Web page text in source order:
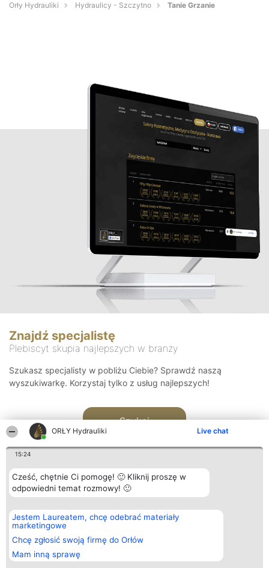
ORŁY Hydrauliki Live chat
15:24
Cześć, chętnie Ci pomogę! 🙂 Kliknij proszę w
odpowiedni temat rozmowy! 🙂
Jestem Laureatem, chcę odebrać materiały
marketingowe
Chcę zgłosić swoją firmę do Orłów
Mam inną sprawę
Orły Hydrauliki Hydraulicy - Szczytno Tanie Grzanie
Znajdź specjalistę
Plebiscyt skupia najlepszych w branży
Szukasz specjalisty w pobliżu Ciebie? Sprawdź naszą
wyszukiwarkę. Korzystaj tylko z usług najlepszych!
Szukaj
Organizator plebiscytu
Bright Side Solutions sp. z o.
o. sp. k.
ul. Ruska 22
Wrocław 50-079
KRS 0000749100 | Regon
381313360 | NIP 8943132676
Plebiscyt
Laureaci
wszystkich
Laureatów
Regulamin
Kontakt
Kontakt